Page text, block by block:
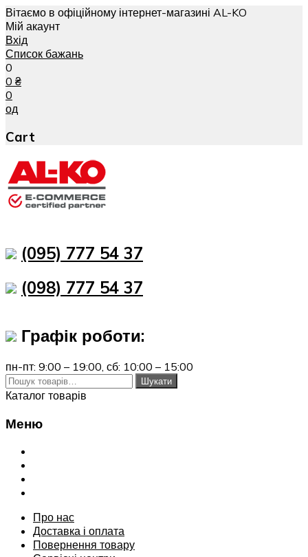
Вітаємо в офіційному інтернет-магазині AL-KO
Мій акаунт
Вхід
Список бажань
0
0 ₴
0
од
Cart
(095) 777 54 37
(098) 777 54 37
Графік роботи:
пн-пт: 9:00 – 19:00, сб: 10:00 – 15:00
Шукати:
Шукати
Каталог товарів
Меню
Переглянути
Про нас
Доставка і оплата
Повернення товару